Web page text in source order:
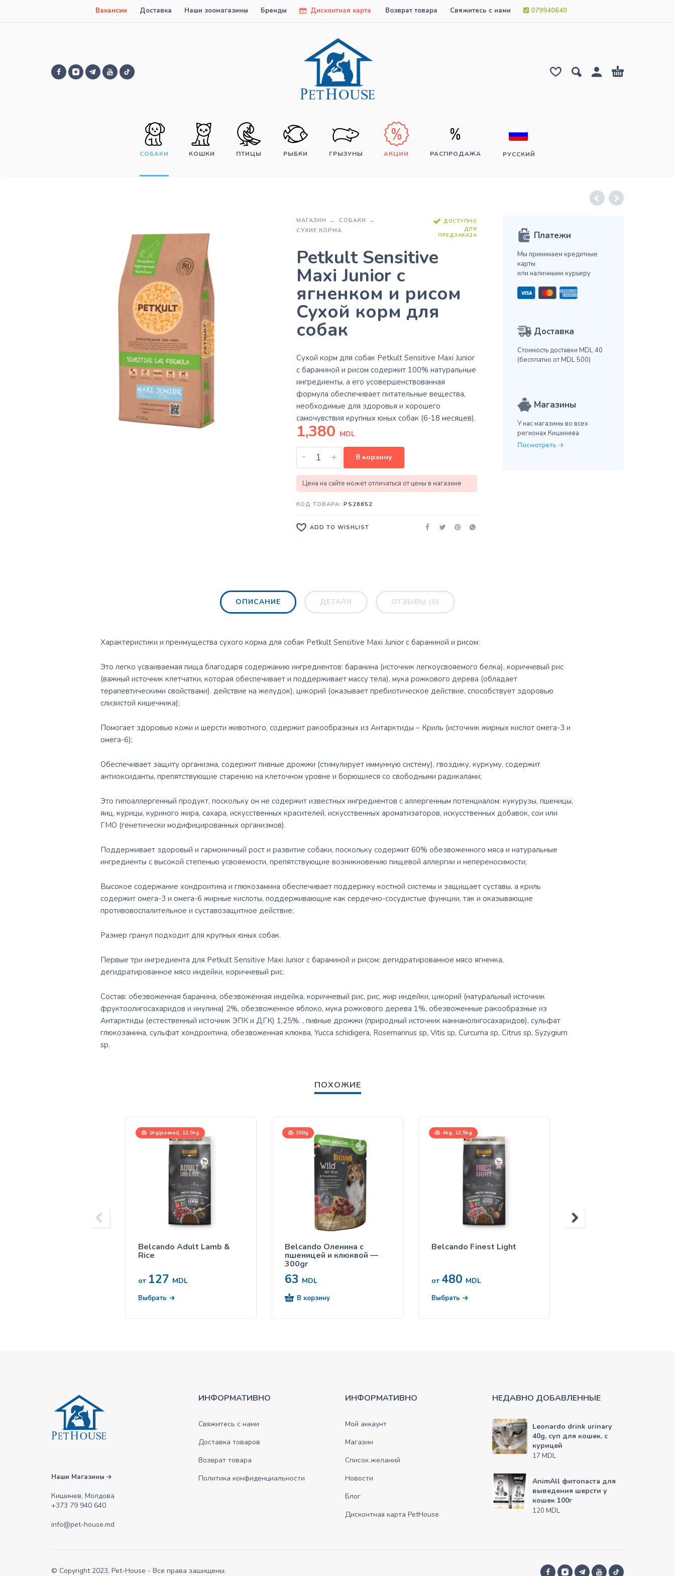
Вакансии Доставка Наши зоомагазины Бренды Дисконтная карта Возврат товара Свяжитесь с нами 079940640
СОБАКИ КОШКИ ПТИЦЫ РЫБКИ ГРЫЗУНЫ АКЦИИ РАСПРОДАЖА РУССКИЙ
МАГАЗИН
СОБАКИ
СУХИЕ КОРМА
ДОСТУПНО
ДЛЯ
ПРЕДЗАКАЗА
Petkult Sensitive
Maxi Junior с
ягненком и рисом
Сухой корм для
собак
Сухой корм для собак Petkult Sensitive Maxi Junior
с бараниной и рисом содержит 100% натуральные
ингредиенты, а его усовершенствованная
формула обеспечивает питательные вещества,
необходимые для здоровья и хорошего
самочувствия крупных юных собак (6-18 месяцев).
1,380 MDL
- + В корзину
Цена на сайте может отличаться от цены в магазине
КОД ТОВАРА: PS26652
ADD TO WISHLIST
Платежи
Мы принимаем кредитные
карты
или наличными курьеру
Доставка
Стоимость доставки MDL 40
(бесплатно от MDL 500)
Магазины
У нас магазины во всех
регионах Кишинева
Посмотреть
ОПИСАНИЕ ДЕТАЛИ ОТЗЫВЫ (0)
Характеристики и преимущества сухого корма для собак Petkult Sensitive Maxi Junior с бараниной и рисом:
Это легко усваиваемая пища благодаря содержанию ингредиентов: баранина (источник легкоусвояемого белка), коричневый рис
(важный источник клетчатки, которая обеспечивает и поддерживает массу тела), мука рожкового дерева (обладает
терапевтическими свойствами). действие на желудок), цикорий (оказывает пребиотическое действие, способствует здоровью
слизистой кишечника);
Помогает здоровью кожи и шерсти животного, содержит ракообразных из Антарктиды – Криль (источник жирных кислот омега-3 и
омега-6);
Обеспечивает защиту организма, содержит пивные дрожжи (стимулирует иммунную систему), гвоздику, куркуму, содержит
антиоксиданты, препятствующие старению на клеточном уровне и борющиеся со свободными радикалами;
Это гипоаллергенный продукт, поскольку он не содержит известных ингредиентов с аллергенным потенциалом: кукурузы, пшеницы,
яиц, курицы, куриного жира, сахара, искусственных красителей, искусственных ароматизаторов, искусственных добавок, сои или
ГМО (генетически модифицированных организмов).
Поддерживает здоровый и гармоничный рост и развитие собаки, поскольку содержит 60% обезвоженного мяса и натуральные
ингредиенты с высокой степенью усвояемости, препятствующие возникновению пищевой аллергии и непереносимости;
Высокое содержание хондроитина и глюкозамина обеспечивает поддержку костной системы и защищает суставы, а криль
содержит омега-3 и омега-6 жирные кислоты, поддерживающие как сердечно-сосудистые функции, так и оказывающие
противовоспалительное и суставозащитное действие;
Размер гранул подходит для крупных юных собак.
Первые три ингредиента для Petkult Sensitive Maxi Junior с бараниной и рисом: дегидратированное мясо ягненка,
дегидратированное мясо индейки, коричневый рис.
Состав: обезвоженная баранина, обезвоженная индейка, коричневый рис, рис, жир индейки, цикорий (натуральный источник
фруктоолигосахаридов и инулина) 2%, обезвоженное яблоко, мука рожкового дерева 1%, обезвоженные ракообразные из
Антарктиды (естественный источник ЭПК и ДГК) 1,25%. , пивные дрожжи (природный источник маннанолигосахаридов), сульфат
глюкозамина, сульфат хондроитина, обезвоженная клюква, Yucca schidigera, Rosemarinus sp, Vitis sp, Curcuma sp, Citrus sp, Syzygium
sp.
ПОХОЖИЕ
1kg(развес), 12,5kg
Belcando Adult Lamb &
Rice
от 127 MDL
Выбрать
300g
Belcando Оленина с
пшеницей и клюквой —
300gr
63 MDL
В корзину
4kg, 12,5kg
Belcando Finest Light
от 480 MDL
Выбрать
Наши Магазины
Кишинев, Молдова
+373 79 940 640
info@pet-house.md
ИНФОРМАТИВНО
Свяжитесь с нами
Доставка товаров
Возврат товара
Политика конфиденциальности
ИНФОРМАТИВНО
Мой аккаунт
Магазин
Список желаний
Новости
Блог
Дисконтная карта PetHouse
НЕДАВНО ДОБАВЛЕННЫЕ
Leonardo drink urinary
40g, суп для кошек, с
курицей
17 MDL
AnimAll фитопаста для
выведения шерсти у
кошек 100г
120 MDL
© Copyright 2023, Pet-House - Все права зашищены.